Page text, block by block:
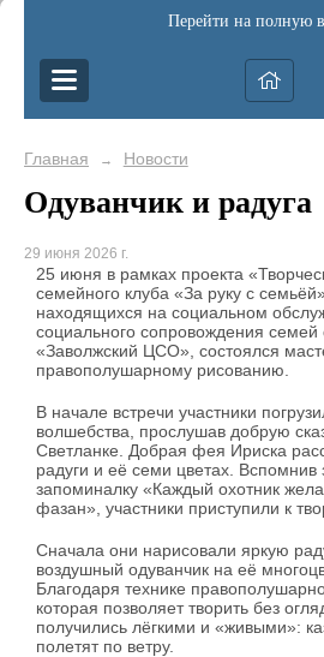
Перейти на полную
Главная → Новости
Одуванчик и радуга
29 июня 2026 г.
25 июня в рамках проекта
семейного клуба «За руку с
находящихся на социальном
социального сопровождения
«Заволжский ЦСО», состоялся
правополушарному рисованию.
В начале встречи участники
волшебства, прослушав добрую
Светланке. Добрая фея Ириска
радуги и её семи цветах.
запоминалку «Каждый охотник
фазан», участники приступили к
Сначала они нарисовали яркую
воздушный одуванчик на её
Благодаря технике
которая позволяет творить без
получились лёгкими и «живыми»:
полетят по ветру.